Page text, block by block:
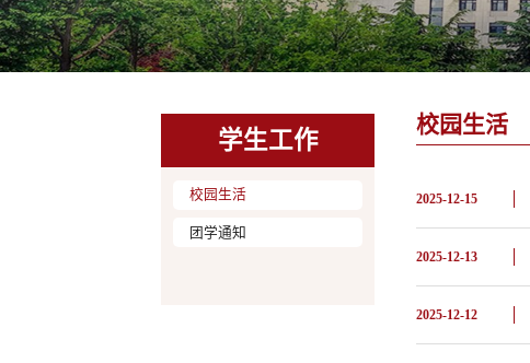
学生工作
校园生活
团学通知
校园生活
2025-12-15
2025-12-13
2025-12-12